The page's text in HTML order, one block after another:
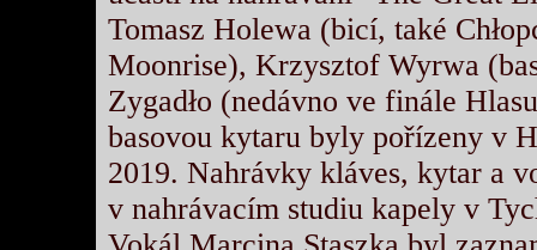
Tomasz Holewa (bicí, také
Moonrise), Krzysztof Wyrwa
Zygadło (nedávno ve finále
basovou kytaru byly pořízeny v
2019. Nahrávky kláves, kytar a
v nahrávacím studiu kapely v